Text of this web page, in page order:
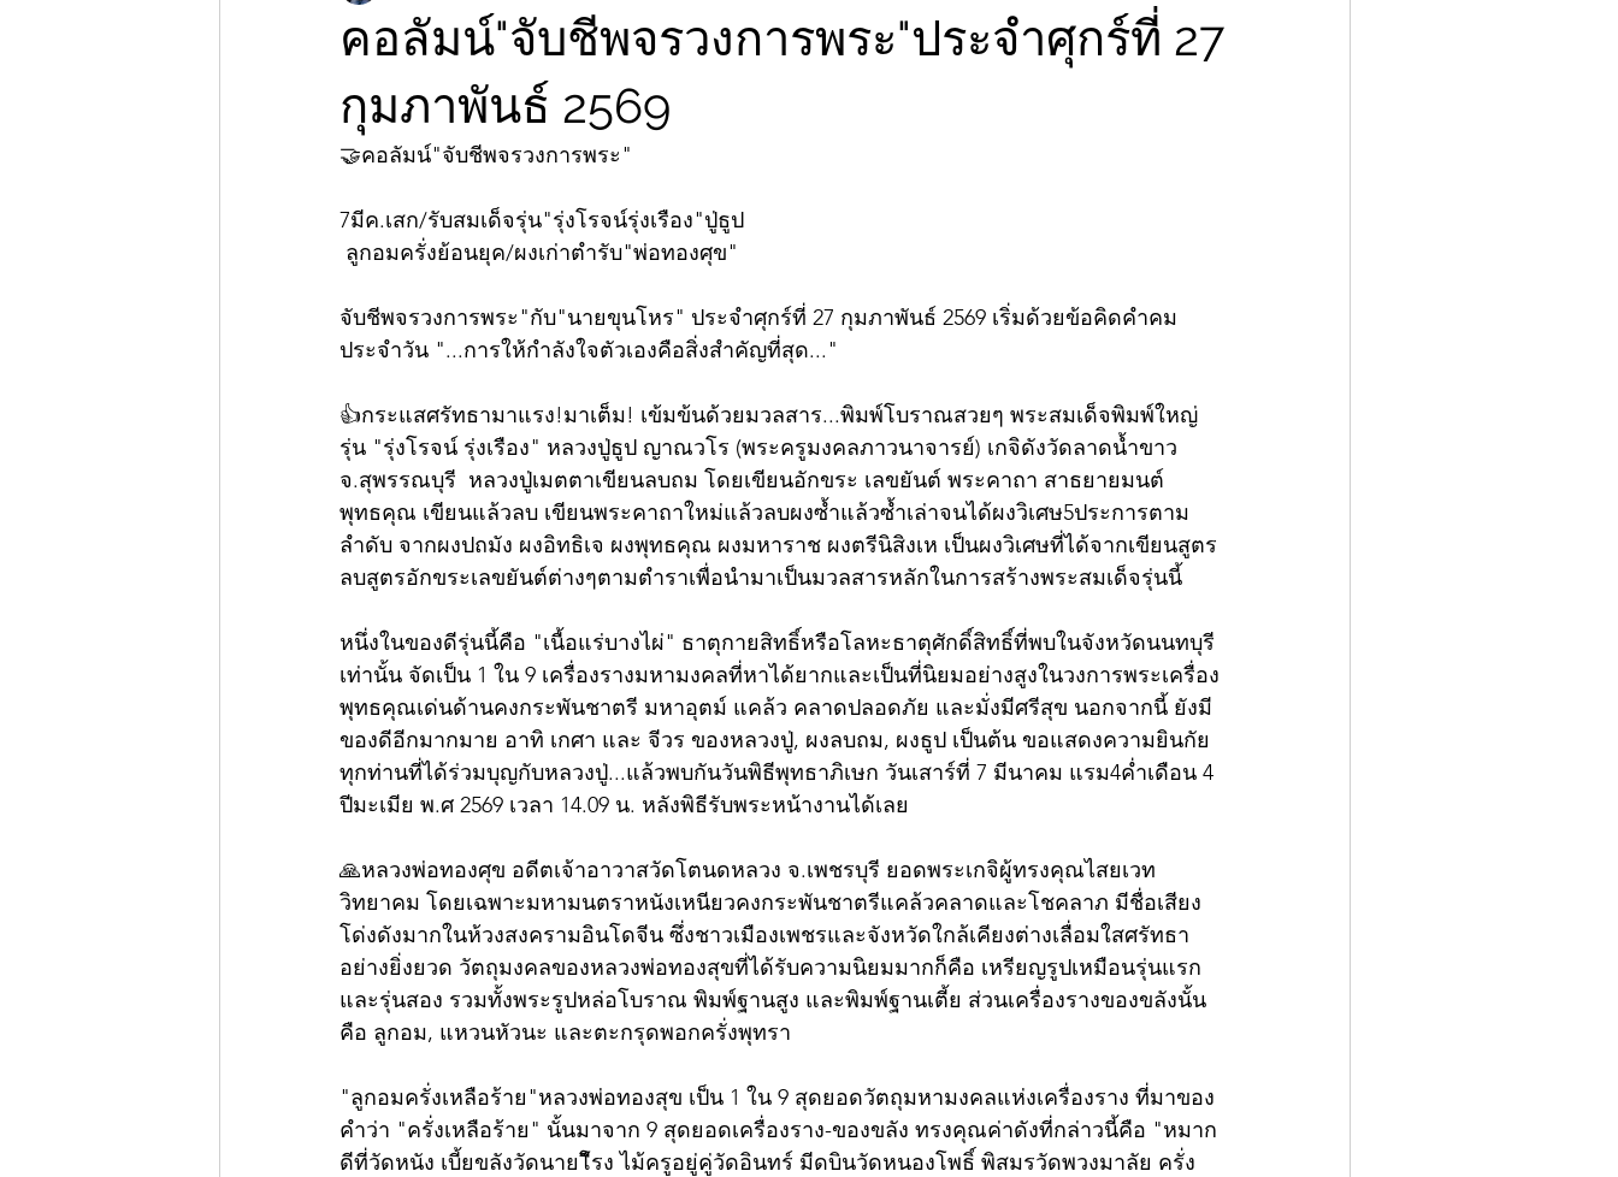
คอลัมน์"จับชีพจรวงการพระ"ประจำศุกร์ที่ 27
กุมภาพันธ์ 2569
🤝คอลัมน์"จับชีพจรวงการพระ"
7มีค.เสก/รับสมเด็จรุ่น"รุ่งโรจน์รุ่งเรือง"ปู่ธูป
ลูกอมครั่งย้อนยุค/ผงเก่าตำรับ"พ่อทองศุข"
จับชีพจรวงการพระ"กับ"นายขุนโหร" ประจำศุกร์ที่ 27 กุมภาพันธ์ 2569 เริ่มด้วยข้อคิดคำคม
ประจำวัน "...การให้กำลังใจตัวเองคือสิ่งสำคัญที่สุด..."
👍กระแสศรัทธามาแรง!มาเต็ม! เข้มข้นด้วยมวลสาร...พิมพ์โบราณสวยๆ พระสมเด็จพิมพ์ใหญ่
รุ่น "รุ่งโรจน์ รุ่งเรือง" หลวงปู่ธูป ญาณวโร (พระครูมงคลภาวนาจารย์) เกจิดังวัดลาดน้ำขาว
จ.สุพรรณบุรี  หลวงปู่เมตตาเขียนลบถม โดยเขียนอักขระ เลขยันต์ พระคาถา สาธยายมนต์
พุทธคุณ เขียนแล้วลบ เขียนพระคาถาใหม่แล้วลบผงซ้ำแล้วซ้ำเล่าจนได้ผงวิเศษ5ประการตาม
ลำดับ จากผงปถมัง ผงอิทธิเจ ผงพุทธคุณ ผงมหาราช ผงตรีนิสิงเห เป็นผงวิเศษที่ได้จากเขียนสูตร
ลบสูตรอักขระเลขยันต์ต่างๆตามตำราเพื่อนำมาเป็นมวลสารหลักในการสร้างพระสมเด็จรุ่นนี้
หนึ่งในของดีรุ่นนี้คือ "เนื้อแร่บางไผ่" ธาตุกายสิทธิ์หรือโลหะธาตุศักดิ์สิทธิ์ที่พบในจังหวัดนนทบุรี
เท่านั้น จัดเป็น 1 ใน 9 เครื่องรางมหามงคลที่หาได้ยากและเป็นที่นิยมอย่างสูงในวงการพระเครื่อง
พุทธคุณเด่นด้านคงกระพันชาตรี มหาอุตม์ แคล้ว คลาดปลอดภัย และมั่งมีศรีสุข นอกจากนี้ ยังมี
ของดีอีกมากมาย อาทิ เกศา และ จีวร ของหลวงปู่, ผงลบถม, ผงธูป เป็นต้น ขอแสดงความยินกัย
ทุกท่านที่ได้ร่วมบุญกับหลวงปู่...แล้วพบกันวันพิธีพุทธาภิเษก วันเสาร์ที่ 7 มีนาคม แรม4ค่ำเดือน 4
ปีมะเมีย พ.ศ 2569 เวลา 14.09 น. หลังพิธีรับพระหน้างานได้เลย
🙏หลวงพ่อทองศุข อดีตเจ้าอาวาสวัดโตนดหลวง จ.เพชรบุรี ยอดพระเกจิผู้ทรงคุณไสยเวท
วิทยาคม โดยเฉพาะมหามนตราหนังเหนียวคงกระพันชาตรีแคล้วคลาดและโชคลาภ มีชื่อเสียง
โด่งดังมากในห้วงสงครามอินโดจีน ซึ่งชาวเมืองเพชรและจังหวัดใกล้เคียงต่างเลื่อมใสศรัทธา
อย่างยิ่งยวด วัตถุมงคลของหลวงพ่อทองสุขที่ได้รับความนิยมมากก็คือ เหรียญรูปเหมือนรุ่นแรก
และรุ่นสอง รวมทั้งพระรูปหล่อโบราณ พิมพ์ฐานสูง และพิมพ์ฐานเตี้ย ส่วนเครื่องรางของขลังนั้น
คือ ลูกอม, แหวนหัวนะ และตะกรุดพอกครั่งพุทรา
"ลูกอมครั่งเหลือร้าย"หลวงพ่อทองสุข เป็น 1 ใน 9 สุดยอดวัตถุมหามงคลแห่งเครื่องราง ที่มาของ
คำว่า "ครั่งเหลือร้าย" นั้นมาจาก 9 สุดยอดเครื่องราง-ของขลัง ทรงคุณค่าดังที่กล่าวนี้คือ "หมาก
ดีที่วัดหนัง เบี้ยขลังวัดนายโืรง ไม้ครูอยู่คู่วัดอินทร์ มีดบินวัดหนองโพธิ์ พิสมรวัดพวงมาลัย ครั่ง